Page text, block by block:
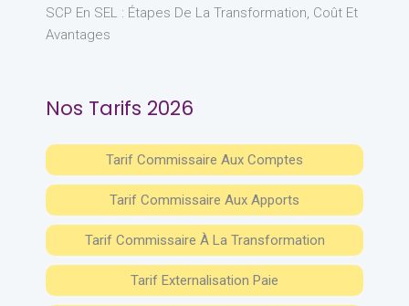
SCP En SEL : Étapes De La Transformation, Coût Et
Avantages
Nos Tarifs 2026
Tarif Commissaire Aux Comptes
Tarif Commissaire Aux Apports
Tarif Commissaire À La Transformation
Tarif Externalisation Paie